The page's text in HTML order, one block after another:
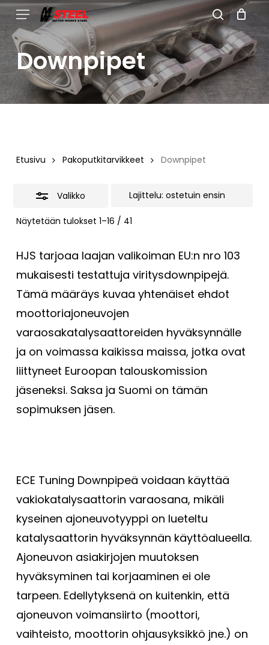
Skip
to
main
content
Menu search
Cart Close
Cart
Downpipet
Etusivu Pakoputkitarvikkeet Downpipet
Valikko
Näytetään tulokset 1–16 / 41Suosituimmat
Close
Filters
HJS tarjoaa laajan valikoiman EU:n nro 103
mukaisesti testattuja viritysdownpipejä.
Tämä määräys kuvaa yhtenäiset ehdot
moottoriajoneuvojen
varaosakatalysaattoreiden hyväksynnälle
ja on voimassa kaikissa maissa, jotka ovat
liittyneet Euroopan talouskomission
jäseneksi. Saksa ja Suomi on tämän
sopimuksen jäsen.
ECE Tuning Downpipeä voidaan käyttää
vakiokatalysaattorin varaosana, mikäli
kyseinen ajoneuvotyyppi on lueteltu
katalysaattorin hyväksynnän käyttöalueella.
Ajoneuvon asiakirjojen muutoksen
hyväksyminen tai korjaaminen ei ole
tarpeen. Edellytyksenä on kuitenkin, että
ajoneuvon voimansiirto (moottori,
vaihteisto, moottorin ohjausyksikkö jne.) on